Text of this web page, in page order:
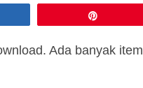
Ada banyak item